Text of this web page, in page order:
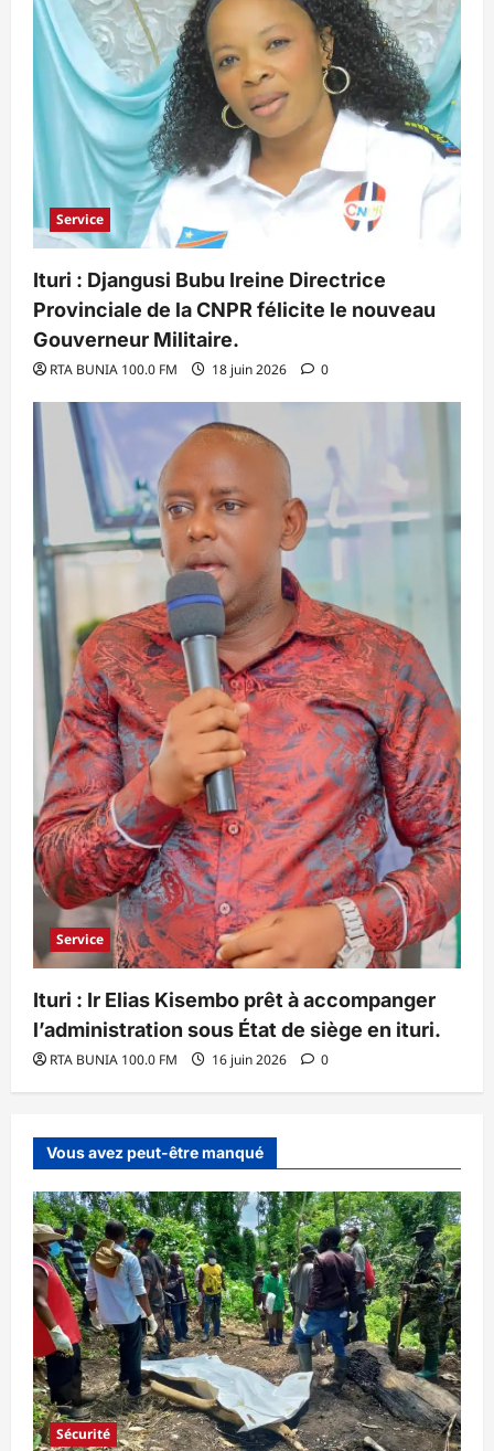
Service
Ituri : Djangusi Bubu Ireine Directrice
Provinciale de la CNPR félicite le nouveau
Gouverneur Militaire.
RTA BUNIA 100.0 FM 18 juin 2026 0
Service
Ituri : Ir Elias Kisembo prêt à accompanger
l’administration sous État de siège en ituri.
RTA BUNIA 100.0 FM 16 juin 2026 0
Vous avez peut-être manqué
Sécurité